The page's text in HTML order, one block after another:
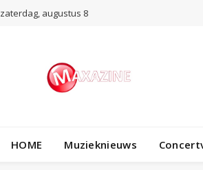
zaterdag, augustus 8
HOME Muzieknieuws